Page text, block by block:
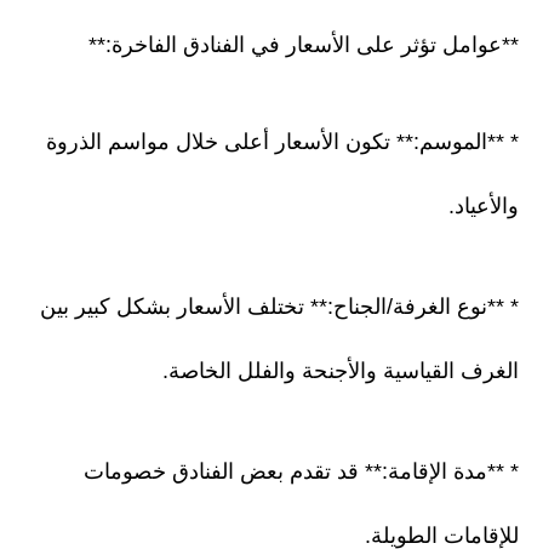
**عوامل تؤثر على الأسعار في الفنادق الفاخرة:**
* **الموسم:** تكون الأسعار أعلى خلال مواسم الذروة
والأعياد.
* **نوع الغرفة/الجناح:** تختلف الأسعار بشكل كبير بين
الغرف القياسية والأجنحة والفلل الخاصة.
* **مدة الإقامة:** قد تقدم بعض الفنادق خصومات
للإقامات الطويلة.